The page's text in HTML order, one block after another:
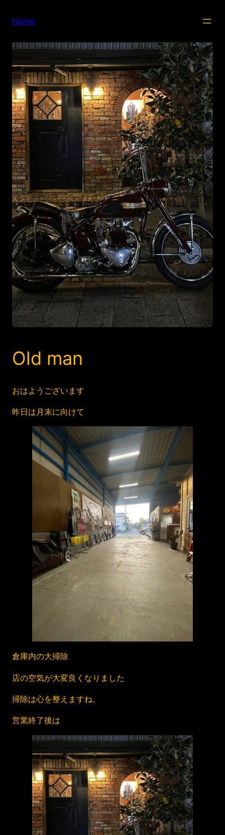
Home
Old man
おはようございます
昨日は月末に向けて
倉庫内の大掃除
店の空気が大変良くなりました
掃除は心を整えますね。
営業終了後は